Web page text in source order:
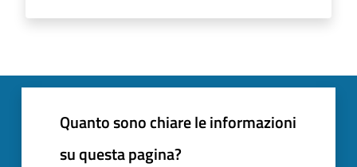
Quanto sono chiare le informazioni
su questa pagina?